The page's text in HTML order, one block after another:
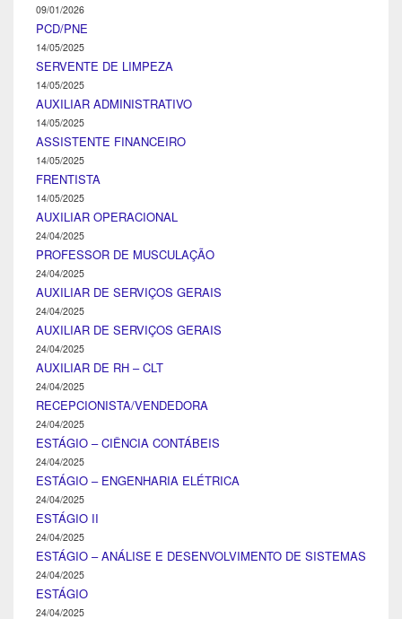
09/01/2026
PCD/PNE
14/05/2025
SERVENTE DE LIMPEZA
14/05/2025
AUXILIAR ADMINISTRATIVO
14/05/2025
ASSISTENTE FINANCEIRO
14/05/2025
FRENTISTA
14/05/2025
AUXILIAR OPERACIONAL
24/04/2025
PROFESSOR DE MUSCULAÇÃO
24/04/2025
AUXILIAR DE SERVIÇOS GERAIS
24/04/2025
AUXILIAR DE SERVIÇOS GERAIS
24/04/2025
AUXILIAR DE RH – CLT
24/04/2025
RECEPCIONISTA/VENDEDORA
24/04/2025
ESTÁGIO – CIÊNCIA CONTÁBEIS
24/04/2025
ESTÁGIO – ENGENHARIA ELÉTRICA
24/04/2025
ESTÁGIO II
24/04/2025
ESTÁGIO – ANÁLISE E DESENVOLVIMENTO DE SISTEMAS
24/04/2025
ESTÁGIO
24/04/2025